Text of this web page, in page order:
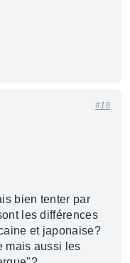
#19
bien tenter par
les différences
et japonaise?
mais aussi les